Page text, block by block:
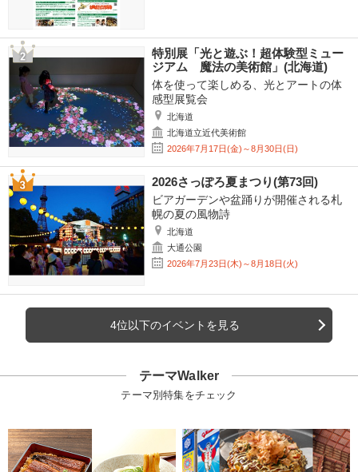
特別展「光と遊ぶ！超体験型ミュー
ジアム 魔法の美術館」(北海道)
体を使って楽しめる、光とアートの体
感型展覧会
北海道
北海道立近代美術館
2026年7月17日(金)～8月30日(日)
2026さっぽろ夏まつり(第73回)
ビアガーデンや盆踊りが開催される札
幌の夏の風物詩
北海道
大通公園
2026年7月23日(木)～8月18日(火)
4位以下のイベントを見る
テーマWalker
テーマ別特集をチェック